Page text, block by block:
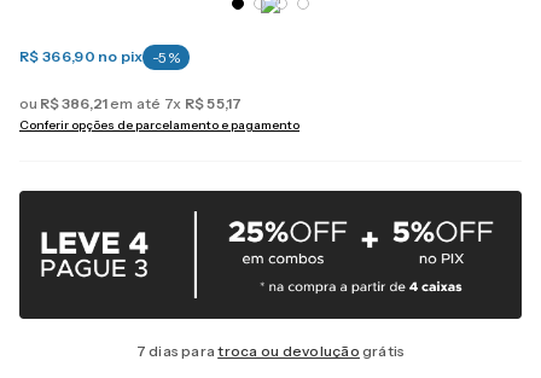
R$ 366,90 no pix -5 %
ou R$386,21 em até 7x R$55,17
Conferir opções de parcelamento e pagamento
7 dias paratroca ou devolução grátis